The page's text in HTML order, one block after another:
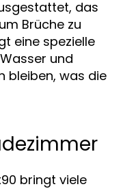
das
Brüche zu
eine spezielle
und
bleiben, was die
bringt viele